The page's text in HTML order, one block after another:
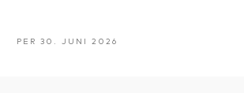
PER 30. JUNI 2026